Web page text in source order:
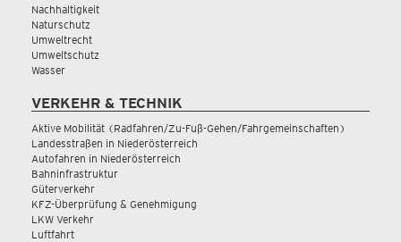
Nachhaltigkeit
Naturschutz
Umweltrecht
Umweltschutz
Wasser
VERKEHR & TECHNIK
Aktive Mobilität (Radfahren/Zu-Fuß-Gehen/Fahrgemeinschaften)
Landesstraßen in Niederösterreich
Autofahren in Niederösterreich
Bahninfrastruktur
Güterverkehr
KFZ-Überprüfung & Genehmigung
LKW Verkehr
Luftfahrt